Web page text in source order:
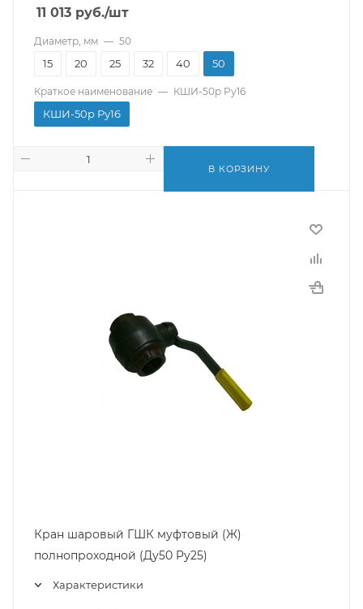
11 013 руб./шт
Диаметр, мм — 50
15 20 25 32 40 50
Краткое наименование — КШИ-50р Pу16
КШИ-50р Pу16
В КОРЗИНУ
Кран шаровый ГШК муфтовый (Ж)
полнопроходной (Ду50 Pу25)
Характеристики